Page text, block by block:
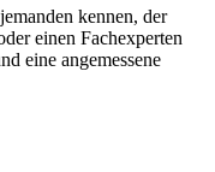
kennen, der
einen Fachexperten
eine angemessene